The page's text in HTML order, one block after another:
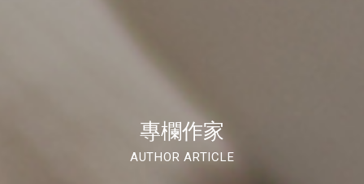
專欄作家
AUTHOR ARTICLE